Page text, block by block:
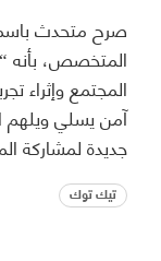
صرح متحدث
المتخصص، بأنه
المجتمع وإثراء
آمن يسلي ويلهم
جديدة لمشاركة
تيك توك